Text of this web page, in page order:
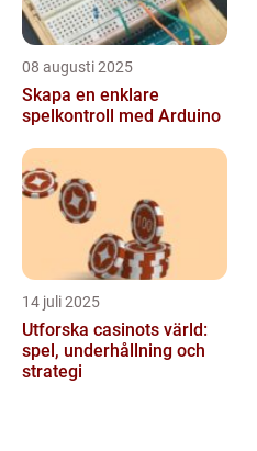
08 augusti 2025
Skapa en enklare
spelkontroll med Arduino
14 juli 2025
Utforska casinots värld:
spel, underhållning och
strategi